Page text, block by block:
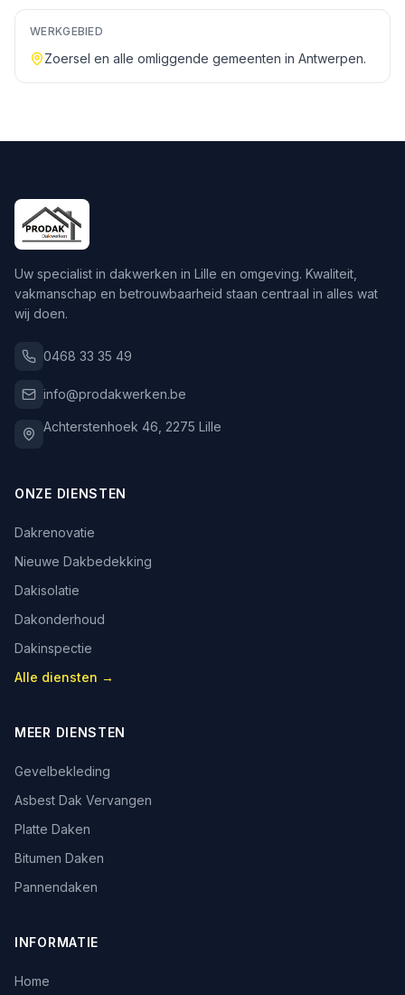
WERKGEBIED
Zoersel en alle omliggende gemeenten in Antwerpen.
Uw specialist in dakwerken in Lille en omgeving. Kwaliteit,
vakmanschap en betrouwbaarheid staan centraal in alles wat
wij doen.
0468 33 35 49
info@prodakwerken.be
Achterstenhoek 46 2275 Lille
ONZE DIENSTEN
Dakrenovatie
Nieuwe Dakbedekking
Dakisolatie
Dakonderhoud
Dakinspectie
Alle diensten →
MEER DIENSTEN
Gevelbekleding
Asbest Dak Vervangen
Platte Daken
Bitumen Daken
Pannendaken
INFORMATIE
Home